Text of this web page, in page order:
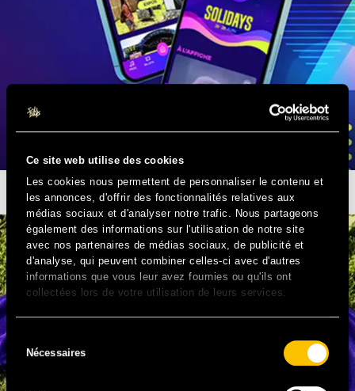
Ce site web utilise des cookies
Les cookies nous permettent de personnaliser le contenu et
les annonces, d'offrir des fonctionnalités relatives aux
médias sociaux et d'analyser notre trafic. Nous partageons
également des informations sur l'utilisation de notre site
avec nos partenaires de médias sociaux, de publicité et
d'analyse, qui peuvent combiner celles-ci avec d'autres
informations que vous leur avez fournies ou qu'ils ont
collectées lors de votre utilisation de leurs services.
duNécessaires
L’APPLI SOLIDAYS EST DISPONIBLE